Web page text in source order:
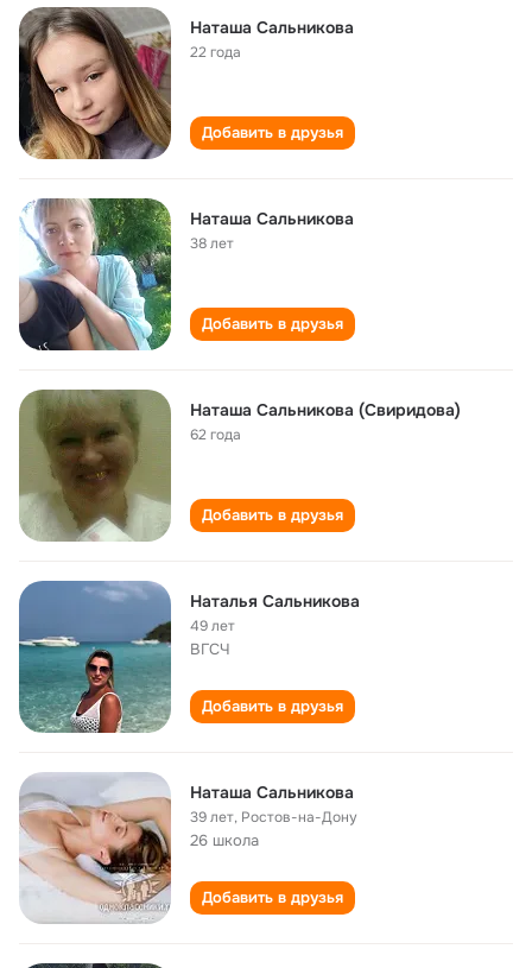
Наташа Сальникова
22 года
Добавить в друзья
Наташа Сальникова
38 лет
Добавить в друзья
Наташа Сальникова (Свиридова)
62 года
Добавить в друзья
Наталья Сальникова
49 лет
ВГСЧ
Добавить в друзья
Наташа Сальникова
39 лет, Ростов-на-Дону
26 школа
Добавить в друзья